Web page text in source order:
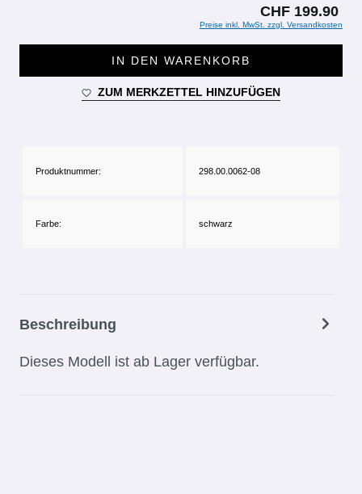
CHF 199.90
Preise inkl. MwSt. zzgl. Versandkosten
IN DEN WARENKORB
ZUM MERKZETTEL HINZUFÜGEN
Produktnummer: 298.00.0062-08
Farbe: schwarz
Beschreibung
Dieses Modell ist ab Lager verfügbar.